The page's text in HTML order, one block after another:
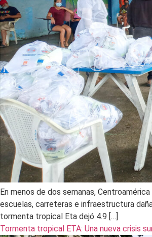
En menos de dos semanas,
escuelas, carreteras e infraestructura
tormenta tropical Eta dejó 4.9 […]
Tormenta tropical ETA: Una nueva crisis